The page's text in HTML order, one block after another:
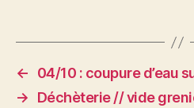
←
04/10 : coupure d’eau
→
Déchèterie // vide